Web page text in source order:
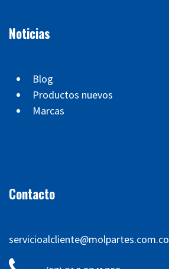
Noticias
Blog
Productos nuevos
Marcas
Contacto
servicioalcliente@molpartes.com.co